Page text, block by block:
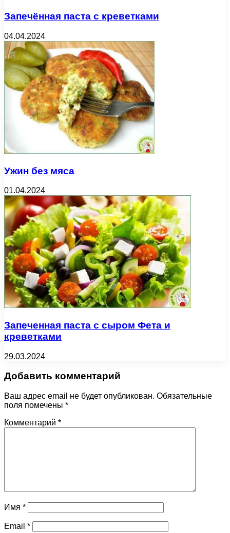
Запечённая паста с креветками
04.04.2024
Ужин без мяса
01.04.2024
Запеченная паста с сыром Фета и
креветками
29.03.2024
Добавить комментарий
Ваш адрес email не будет опубликован. Обязательные
поля помечены *
Комментарий *
Имя *
Email *